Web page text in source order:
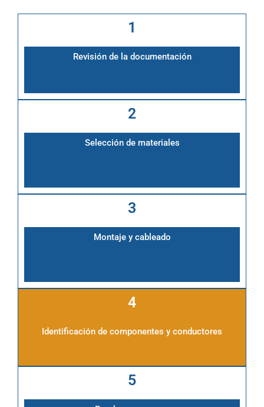
1
Revisión de la documentación
2
Selección de materiales
3
Montaje y cableado
4
Identificación de componentes y conductores
5